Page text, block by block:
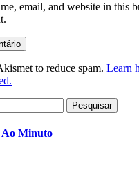
email, and website in this
to reduce spam. Learn
Ao Minuto